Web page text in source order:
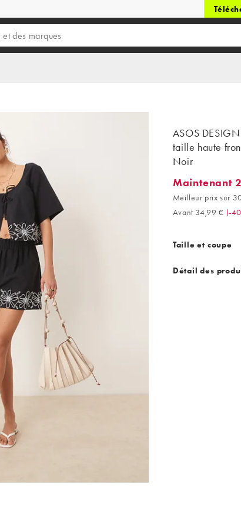
ASOS
taille haute
Noir
Maintenant
Maintenant
Meilleur prix sur
Avant 34,99 € (-
Taille et coupe
Détail des